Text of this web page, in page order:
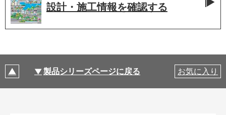
設計・施工情報を確認する
製品シリーズページに戻る お気に入り